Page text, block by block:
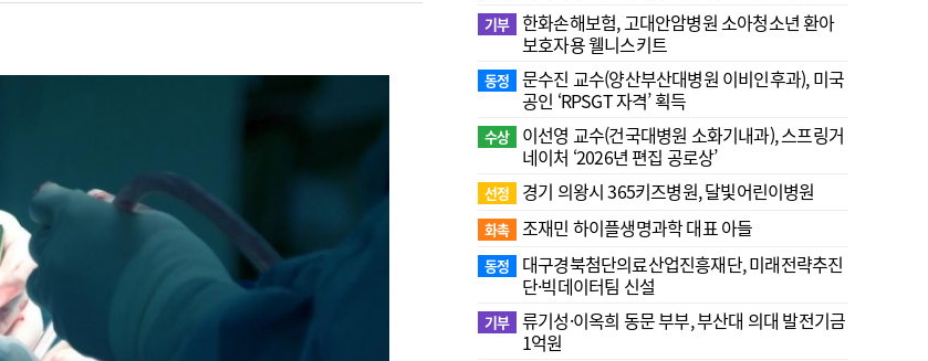
기부 한화손해보험, 고대안암병원 소아청소년 환아
보호자용 웰니스키트
동정
문수진 교수( 양산부산대병원 이비인후과), 미국
공인 ‘RPSGT 자격’ 획득
수상
이선영 교수(건국대병원 소화기내과), 스프링거
네이처 ‘2026년 편집 공로상’
선정 경기 의왕시 365키즈병원, 달빛어린이병원
화촉 조재민 하이플생명과학 대표 아들
동정
대구경북첨단의료산업진흥재단, 미래전략추진
단·빅데이터팀 신설
기부 류기성·이옥희 동문 부부, 부산대 의대 발전기금
1억원